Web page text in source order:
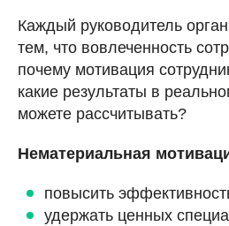
Каждый руководитель
тем, что вовлеченность
почему мотивация
какие результаты в
можете рассчитывать?
Нематериальная
повысить
удержать ценных